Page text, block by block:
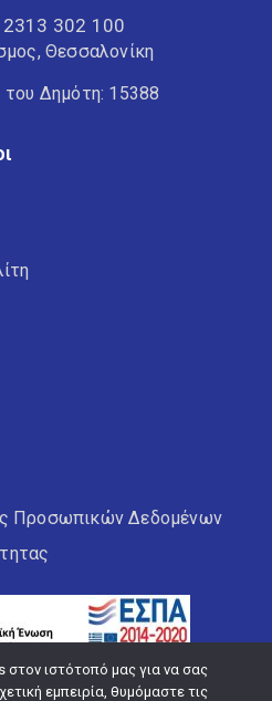
2313 302 100
Θεσσαλονίκη
του Δημότη: 15388
Προσωπικών Δεδομένων
στον ιστότοπό μας για να σας
εμπειρία, θυμόμαστε τις